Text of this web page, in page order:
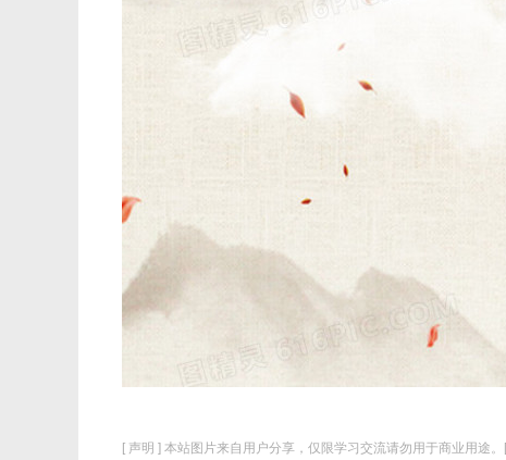
[ 声明 ] 本站图片来自用户分享，仅限学习交流请勿用于商业用途